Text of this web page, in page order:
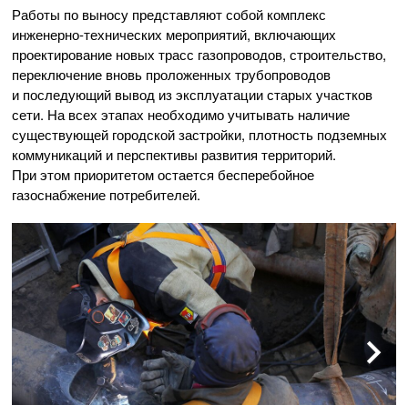
Работы по выносу представляют собой комплекс
инженерно-технических мероприятий, включающих
проектирование новых трасс газопроводов, строительство,
переключение вновь проложенных трубопроводов
и последующий вывод из эксплуатации старых участков
сети. На всех этапах необходимо учитывать наличие
существующей городской застройки, плотность подземных
коммуникаций и перспективы развития территорий.
При этом приоритетом остается бесперебойное
газоснабжение потребителей.